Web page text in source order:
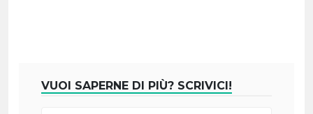
VUOI SAPERNE DI PIÙ? SCRIVICI!